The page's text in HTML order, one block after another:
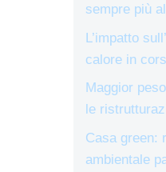
sempre più
L’impatto
calore in
Maggior
le
Casa green:
ambientale